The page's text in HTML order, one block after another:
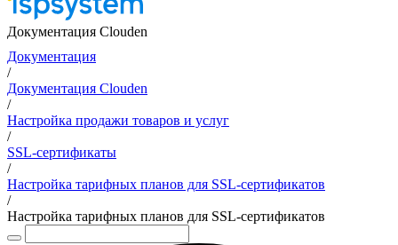
Документация Clouden
Документация
/
Документация Clouden
/
Настройка продажи товаров и услуг
/
SSL-сертификаты
/
Настройка тарифных планов для SSL-сертификатов
/
Настройка тарифных планов для SSL-сертификатов